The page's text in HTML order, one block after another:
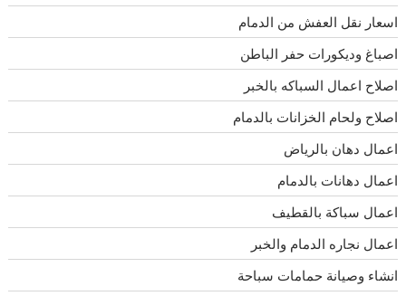
اسعار نقل العفش من الدمام
اصباغ وديكورات حفر الباطن
اصلاح اعمال السباكه بالخبر
اصلاح ولحام الخزانات بالدمام
اعمال دهان بالرياض
اعمال دهانات بالدمام
اعمال سباكة بالقطيف
اعمال نجاره الدمام والخبر
انشاء وصيانة حمامات سباحة